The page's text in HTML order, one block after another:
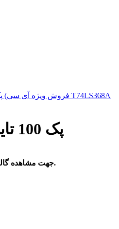
T74LS368A پک 100 تایی
جهت مشاهده گالری بر روی تصاویر کلیک نمایید.